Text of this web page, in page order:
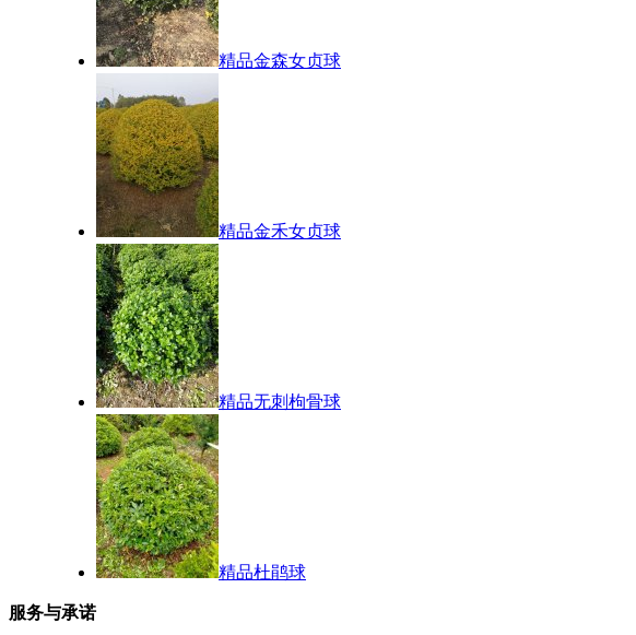
精品金森女贞球
精品金禾女贞球
精品无刺枸骨球
精品杜鹃球
服务与承诺